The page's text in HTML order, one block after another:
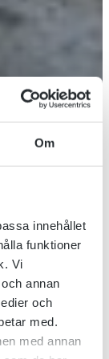
Om
innehållet
funktioner
Vi
annan
och
med.
med annan
1